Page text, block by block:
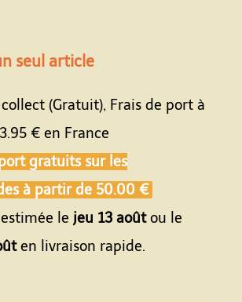
seul article
(Gratuit), Frais de port à
3.95 € en France
gratuits sur les
à partir de 50.00 €
le jeu 13 aoûtou le
en livraison rapide.